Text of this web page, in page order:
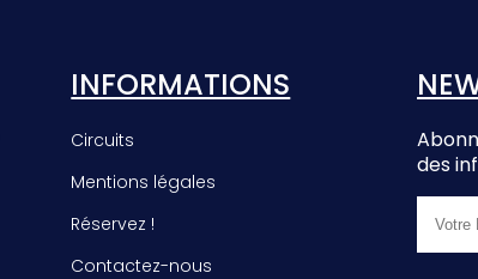
INFORMATIONS
Circuits
Mentions légales
Réservez !
Contactez-nous
des